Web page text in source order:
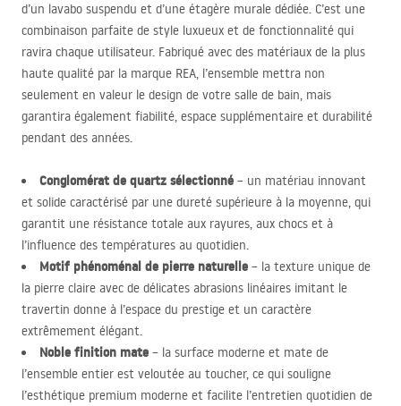
d’un lavabo suspendu et d’une étagère murale dédiée. C’est une
combinaison parfaite de style luxueux et de fonctionnalité qui
ravira chaque utilisateur. Fabriqué avec des matériaux de la plus
haute qualité par la marque REA, l’ensemble mettra non
seulement en valeur le design de votre salle de bain, mais
garantira également fiabilité, espace supplémentaire et durabilité
pendant des années.
Conglomérat de quartz sélectionné – un matériau innovant
et solide caractérisé par une dureté supérieure à la moyenne, qui
garantit une résistance totale aux rayures, aux chocs et à
l’influence des températures au quotidien.
Motif phénoménal de pierre naturelle – la texture unique de
la pierre claire avec de délicates abrasions linéaires imitant le
travertin donne à l’espace du prestige et un caractère
extrêmement élégant.
Noble finition mate – la surface moderne et mate de
l’ensemble entier est veloutée au toucher, ce qui souligne
l’esthétique premium moderne et facilite l’entretien quotidien de